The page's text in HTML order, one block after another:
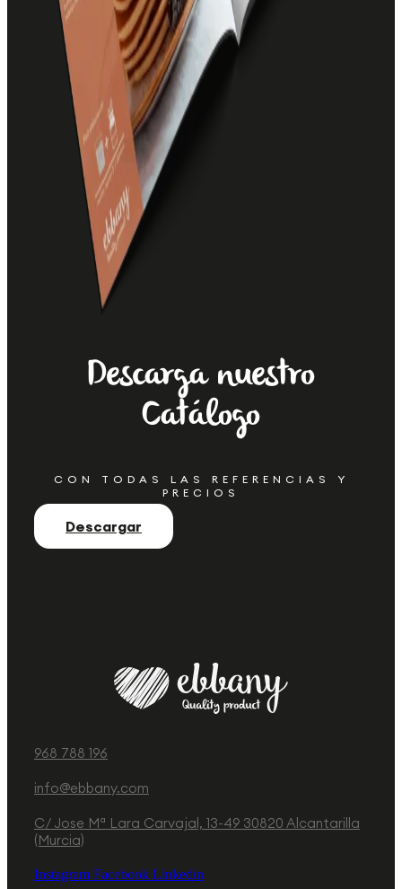
Descarga nuestro
Catálogo
CON TODAS LAS REFERENCIAS Y
PRECIOS
Descargar
968 788 196
info@ebbany.com
C/ Jose Mª Lara Carvajal, 13-49 30820 Alcantarilla
(Murcia)
Instagram Facebook Linkedin